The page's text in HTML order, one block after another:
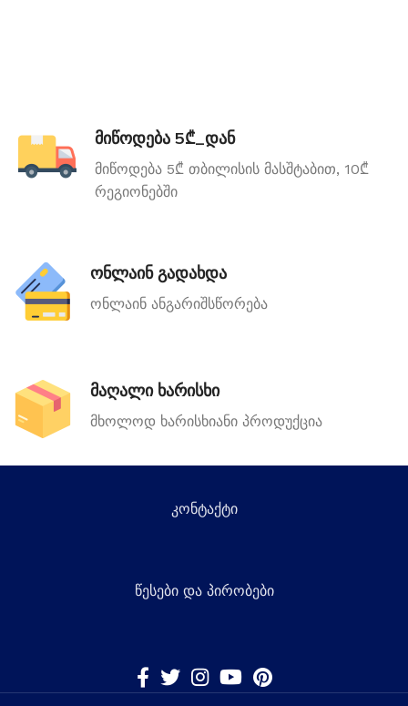
მიწოდება 5₾_დან
მიწოდება 5₾ თბილისის მასშტაბით, 10₾
რეგიონებში
ონლაინ გადახდა
ონლაინ ანგარიშსწორება
მაღალი ხარისხი
მხოლოდ ხარისხიანი პროდუქცია
კონტაქტი
წესები და პირობები